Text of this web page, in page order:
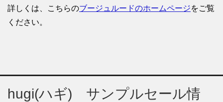
詳しくは、こちらのブージュルードのホームページをご覧
ください。
hugi(ハギ) サンプルセール情